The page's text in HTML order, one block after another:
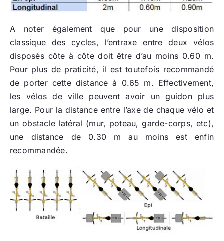
A noter également que pour une disposition
classique des cycles, l’entraxe entre deux vélos
disposés côte à côte doit être d’au moins 0.60 m.
Pour plus de praticité, il est toutefois recommandé
de porter cette distance à 0.65 m. Effectivement,
les vélos de ville peuvent avoir un guidon plus
large. Pour la distance entre l’axe de chaque vélo et
un obstacle latéral (mur, poteau, garde-corps, etc),
une distance de 0.30 m au moins est enfin
recommandée.